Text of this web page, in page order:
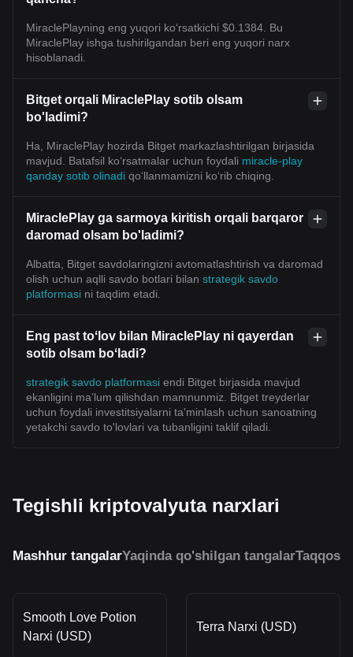
MiraclePlayning eng yuqori ko‘rsatkichi $0.1384. Bu
MiraclePlay ishga tushirilgandan beri eng yuqori narx
hisoblanadi.
Bitget orqali MiraclePlay sotib olsam
bo'ladimi?
Ha, MiraclePlay hozirda Bitget markazlashtirilgan birjasida
mavjud. Batafsil koʻrsatmalar uchun foydali miracle-play
qanday sotib olinadi qoʻllanmamizni koʻrib chiqing.
MiraclePlay ga sarmoya kiritish orqali barqaror
daromad olsam bo'ladimi?
Albatta, Bitget savdolaringizni avtomatlashtirish va daromad
olish uchun aqlli savdo botlari bilan strategik savdo
platformasi ni taqdim etadi.
Eng past toʻlov bilan MiraclePlay ni qayerdan
sotib olsam boʻladi?
strategik savdo platformasi endi Bitget birjasida mavjud
ekanligini ma’lum qilishdan mamnunmiz. Bitget treyderlar
uchun foydali investitsiyalarni ta'minlash uchun sanoatning
yetakchi savdo to'lovlari va tubanligini taklif qiladi.
Tegishli kriptovalyuta narxlari
Mashhur tangalarYaqinda qo'shilgan tangalar
Smooth Love Potion
Narxi (USD)
Terra Narxi (USD)